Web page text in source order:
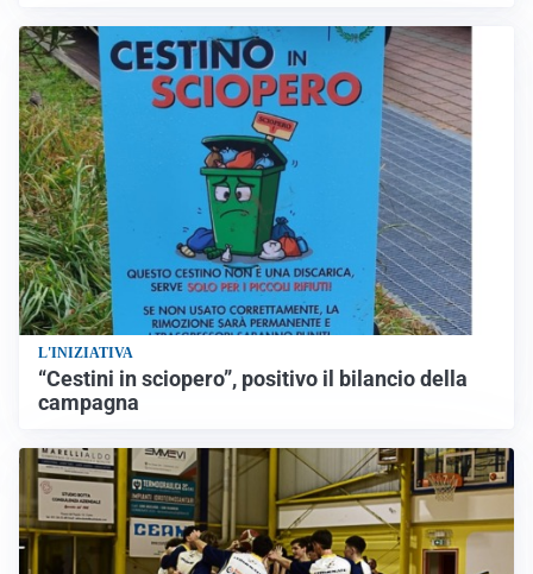
L'INIZIATIVA
“Cestini in sciopero”, positivo il bilancio della
campagna